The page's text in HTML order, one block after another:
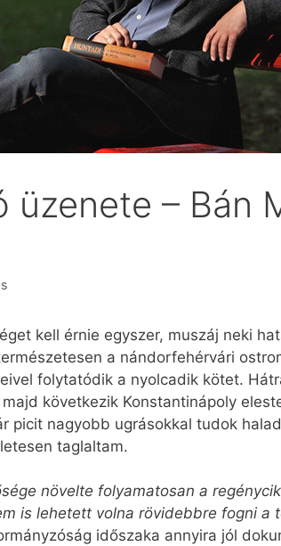
üzenete – Bán
kell érnie egyszer, muszáj neki
a nándorfehérvári
folytatódik a nyolcadik kötet.
következik Konstantinápoly
picit nagyobb ugrásokkal tudok
taglaltam.
növelte folyamatosan a
is lehetett volna rövidebbre fogni a
időszaka annyira jól